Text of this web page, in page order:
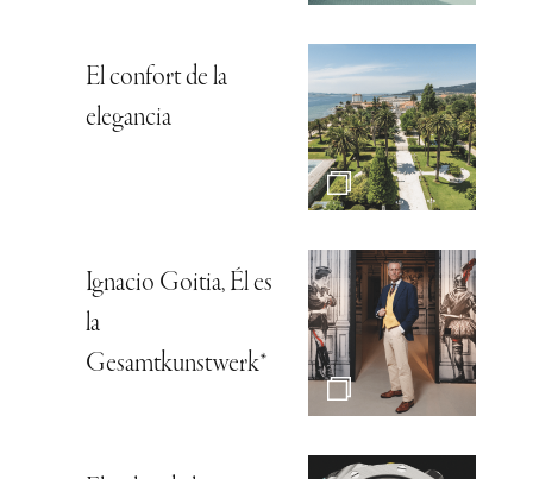
El confort de la
elegancia
Ignacio Goitia, Él es
la
Gesamtkunstwerk*